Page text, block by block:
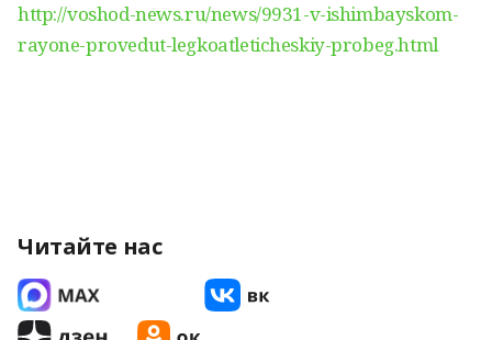
http://voshod-news.ru/news/9931-v-ishimbayskom-
rayone-provedut-legkoatleticheskiy-probeg.html
Читайте нас